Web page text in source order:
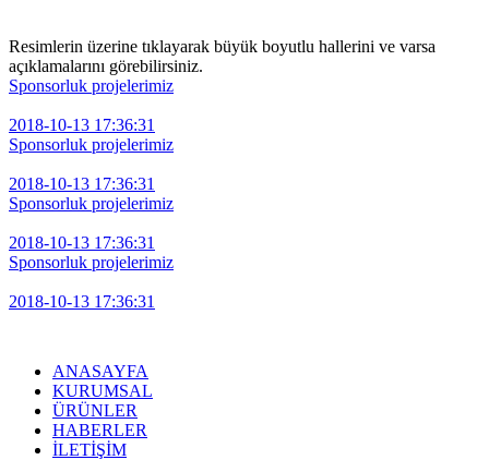
Resimlerin üzerine tıklayarak büyük boyutlu hallerini ve varsa
açıklamalarını görebilirsiniz.
Sponsorluk projelerimiz
2018-10-13 17:36:31
Sponsorluk projelerimiz
2018-10-13 17:36:31
Sponsorluk projelerimiz
2018-10-13 17:36:31
Sponsorluk projelerimiz
2018-10-13 17:36:31
ANASAYFA
KURUMSAL
ÜRÜNLER
HABERLER
İLETİŞİM